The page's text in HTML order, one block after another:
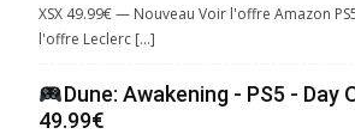
XSX 49.99€ — Nouveau Voir l'offre Amazon
l'offre Leclerc […]
Dune: Awakening - PS5 - Day
49.99€